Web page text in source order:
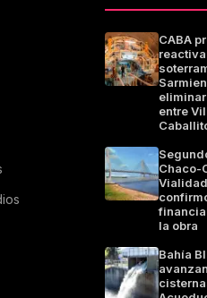
CABA
entre
Chaco-
la obra
Bahía